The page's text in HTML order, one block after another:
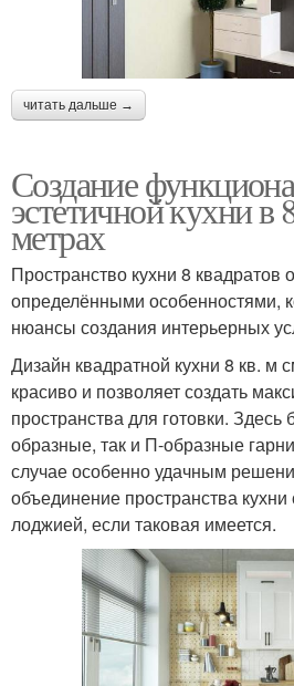
читать дальше →
Создание
эстетичной кухни в
метрах
Пространство кухни 8 квадратов
определёнными особенностями,
нюансы создания интерьерных
Дизайн квадратной кухни 8 кв. м
красиво и позволяет создать
пространства для готовки. Здесь
образные, так и П-образные
случае особенно удачным
объединение пространства кухни
лоджией, если таковая имеется.